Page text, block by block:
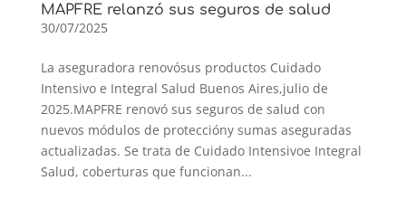
MAPFRE relanzó sus seguros de salud
30/07/2025
La aseguradora renovósus productos Cuidado
Intensivo e Integral Salud Buenos Aires,julio de
2025.MAPFRE renovó sus seguros de salud con
nuevos módulos de proteccióny sumas aseguradas
actualizadas. Se trata de Cuidado Intensivoe Integral
Salud, coberturas que funcionan...